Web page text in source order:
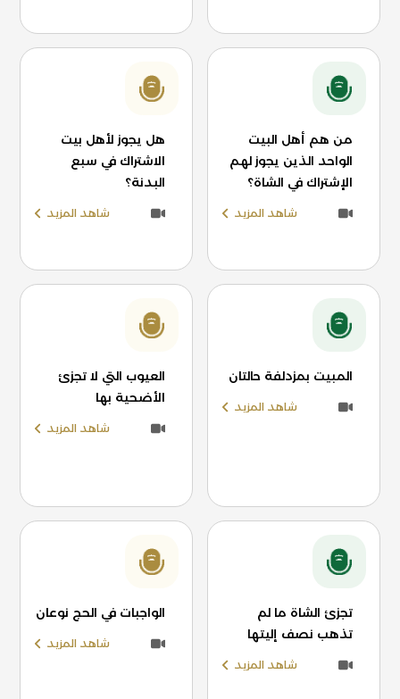
من هم أهل البيت
الواحد الذين يجوز لهم
الإشتراك في الشاة؟
شاهد المزيد
هل يجوز لأهل بيت
الاشتراك في سبع
البدنة؟
شاهد المزيد
المبيت بمزدلفة حالتان
شاهد المزيد
العيوب التي لا تجزئ
الأضحية بها
شاهد المزيد
تجزئ الشاة ما لم
تذهب نصف إليتها
شاهد المزيد
الواجبات في الحج نوعان
شاهد المزيد